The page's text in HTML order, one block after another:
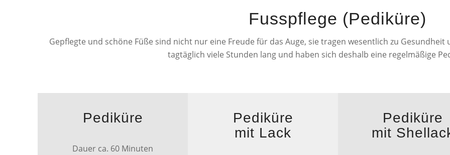
Fusspflege (Pediküre)
Gepflegte und schöne Füße sind nicht nur eine Freude für das Auge, sie tragen wesentlich zu
tagtäglich viele Stunden lang und haben sich deshalb eine regelmäßige
Pediküre
Dauer ca. 60 Minuten
Pediküre
mit Lack
Pediküre
mit